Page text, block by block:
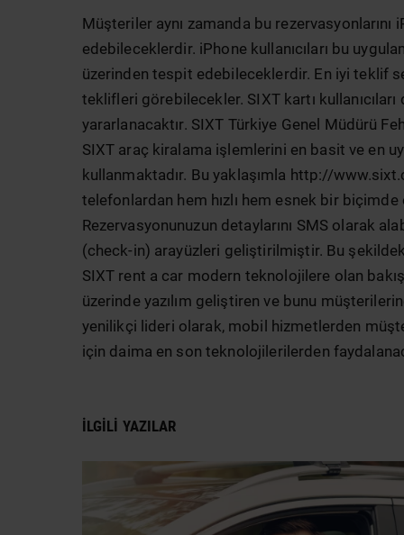
Müşteriler aynı zamanda bu
edebileceklerdir. iPhone kullanıcıları bu
üzerinden tespit edebileceklerdir. En iyi teklif
teklifleri görebilecekler. SIXT kartı
yararlanacaktır. SIXT Türkiye Genel Müdürü
SIXT araç kiralama işlemlerini en basit ve en
kullanmaktadır. Bu yaklaşımla http://
telefonlardan hem hızlı hem esnek bir
Rezervasyonunuzun detaylarını SMS olarak
(check-in) arayüzleri geliştirilmiştir. Bu
SIXT rent a car modern teknolojilere olan
üzerinde yazılım geliştiren ve bunu
yenilikçi lideri olarak, mobil hizmetlerden
için daima en son teknolojilerilerden
İLGILI YAZILAR